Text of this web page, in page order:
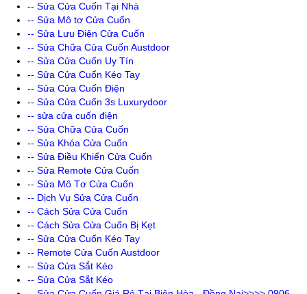
-- Sửa Cửa Cuốn Tại Nhà
-- Sửa Mô tơ Cửa Cuốn
-- Sửa Lưu Điện Cửa Cuốn
-- Sửa Chữa Cửa Cuốn Austdoor
-- Sửa Cửa Cuốn Uy Tín
-- Sửa Cửa Cuốn Kéo Tay
-- Sửa Cửa Cuốn Điện
-- Sửa Cửa Cuốn 3s Luxurydoor
-- sửa cửa cuốn điện
-- Sửa Chữa Cửa Cuốn
-- Sửa Khóa Cửa Cuốn
-- Sửa Điều Khiển Cửa Cuốn
-- Sửa Remote Cửa Cuốn
-- Sửa Mô Tơ Cửa Cuốn
-- Dịch Vụ Sửa Cửa Cuốn
-- Cách Sửa Cửa Cuốn
-- Cách Sửa Cửa Cuốn Bị Kẹt
-- Sửa Cửa Cuốn Kéo Tay
-- Remote Cửa Cuốn Austdoor
-- Sửa Cửa Sắt Kéo
-- Sửa Cửa Sắt Kéo